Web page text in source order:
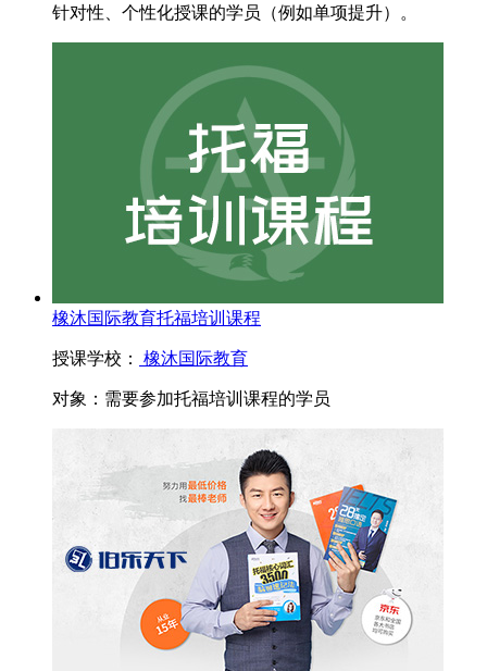
针对性、个性化授课的学员（例如单项提升）。
橡沐国际教育托福培训课程
授课学校： 橡沐国际教育
对象： 需要参加托福培训课程的学员